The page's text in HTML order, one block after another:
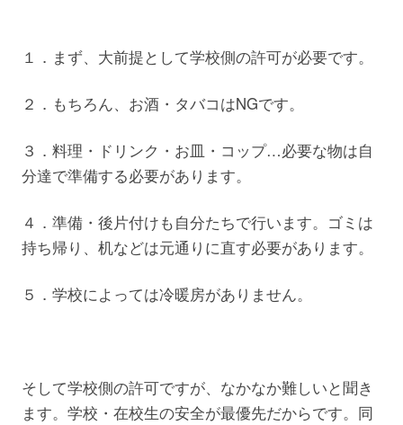
１．まず、大前提として学校側の許可が必要です。
２．もちろん、お酒・タバコはNGです。
３．料理・ドリンク・お皿・コップ…必要な物は自
分達で準備する必要があります。
４．準備・後片付けも自分たちで行います。ゴミは
持ち帰り、机などは元通りに直す必要があります。
５．学校によっては冷暖房がありません。
そして学校側の許可ですが、なかなか難しいと聞き
ます。学校・在校生の安全が最優先だからです。同